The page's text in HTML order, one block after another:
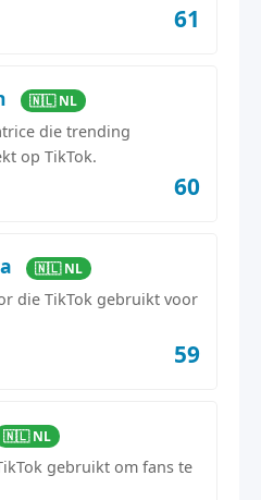
61
🇳🇱 NL
die trending
op TikTok.
60
🇳🇱 NL
die TikTok gebruikt voor
59
🇳🇱 NL
gebruikt om fans te